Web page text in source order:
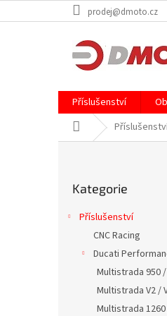
na
prodej@dmoto.cz
Příslušenství
Domů
kategorie
Kategorie
Příslušenství
CNC Racing
Ducati
Multistrada 950 /
Multistrada V2 /
Multistrada